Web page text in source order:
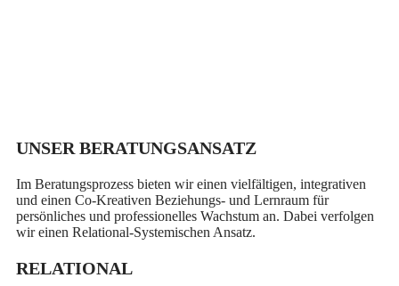
UNSER BERATUNGSANSATZ
Im Beratungsprozess bieten wir einen vielfältigen, integrativen
und einen Co-Kreativen Beziehungs- und Lernraum für
persönliches und professionelles Wachstum an. Dabei verfolgen
wir einen Relational-Systemischen Ansatz.
RELATIONAL